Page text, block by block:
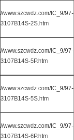
//www.szcwdz.com/IC_9/97-
3107B14S-2S.htm
//www.szcwdz.com/IC_9/97-
3107B14S-5P.htm
//www.szcwdz.com/IC_9/97-
3107B14S-5S.htm
//www.szcwdz.com/IC_9/97-
3107B14S-6P.htm